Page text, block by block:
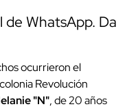
WhatsApp. Da
ocurrieron el
Revolución
"N", de 20 años